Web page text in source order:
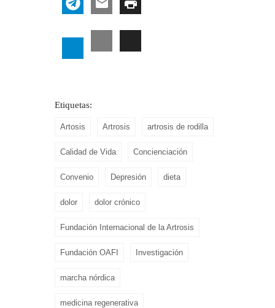
Etiquetas:
Artosis Artrosis artrosis de rodilla
Calidad de Vida Concienciación
Convenio Depresión dieta
dolor dolor crónico
Fundación Internacional de la Artrosis
Fundación OAFI Investigación
marcha nórdica
medicina regenerativa